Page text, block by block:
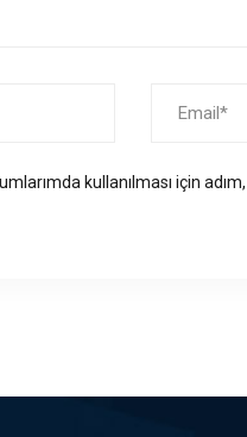
kullanılması için